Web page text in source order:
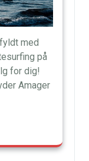
med
på
for dig!
Amager